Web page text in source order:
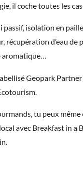
il coche toutes les
isolation en
récupération d’eau de
aromatique…
Geopark
tu peux
avec Breakfast in a